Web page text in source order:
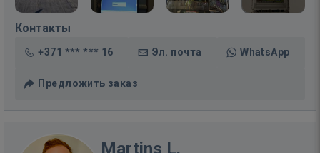
Контакты
+371 *** *** 16 Эл. почта WhatsApp
Предложить заказ
Martins L.